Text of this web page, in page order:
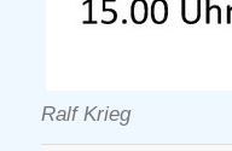
Ralf Krieg